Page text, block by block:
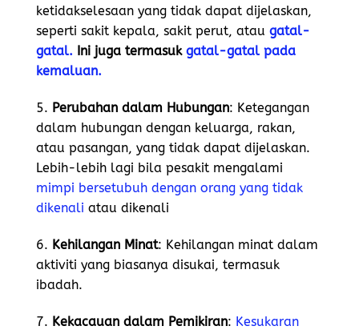
ketidakselesaan yang tidak dapat dijelaskan,
seperti sakit kepala, sakit perut, atau gatal-
gatal. Ini juga termasuk gatal-gatal pada
kemaluan.
5. Perubahan dalam Hubungan: Ketegangan
dalam hubungan dengan keluarga, rakan,
atau pasangan, yang tidak dapat dijelaskan.
Lebih-lebih lagi bila pesakit mengalami
mimpi bersetubuh dengan orang yang tidak
dikenali atau dikenali
6. Kehilangan Minat: Kehilangan minat dalam
aktiviti yang biasanya disukai, termasuk
ibadah.
7. Kekacauan dalam Pemikiran: Kesukaran